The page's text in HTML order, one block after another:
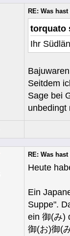
RE: Was
torquato
Ihr
Seitdem
Sage bei
unbedingt
RE: Was
Heute
Ein
Suppe".
ein 御(み)
御(お)御(